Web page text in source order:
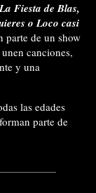
Fiesta de Blas,
o Loco casi
parte de un show
canciones,
y una
las edades
parte de